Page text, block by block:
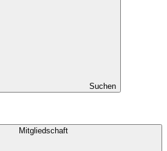
Suchen
Mitgliedschaft